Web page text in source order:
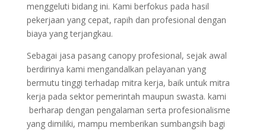
menggeluti bidang ini. Kami berfokus pada hasil
pekerjaan yang cepat, rapih dan profesional dengan
biaya yang terjangkau.
Sebagai jasa pasang canopy profesional, sejak awal
berdirinya kami mengandalkan pelayanan yang
bermutu tinggi terhadap mitra kerja, baik untuk mitra
kerja pada sektor pemerintah maupun swasta. kami
berharap dengan pengalaman serta profesionalisme
yang dimiliki, mampu memberikan sumbangsih bagi